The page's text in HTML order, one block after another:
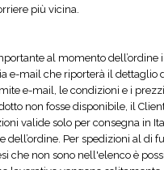
più vicina.
al momento
mail che riporterà il
e-mail, le condizioni e i
non fosse disponibile, il
valide solo per consegna in
Per spedizioni al
che non sono nell'elenco è